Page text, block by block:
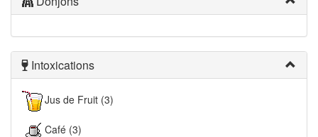
Intoxications
Jus de Fruit (3)
Café (3)